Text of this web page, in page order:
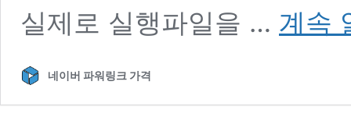
실제로 실행파일을 …
드
실
계속
네이버 파워링크 가격